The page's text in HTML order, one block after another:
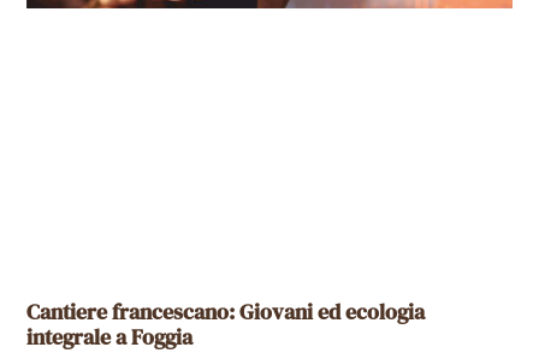
Cantiere francescano: Giovani ed ecologia
integrale a Foggia